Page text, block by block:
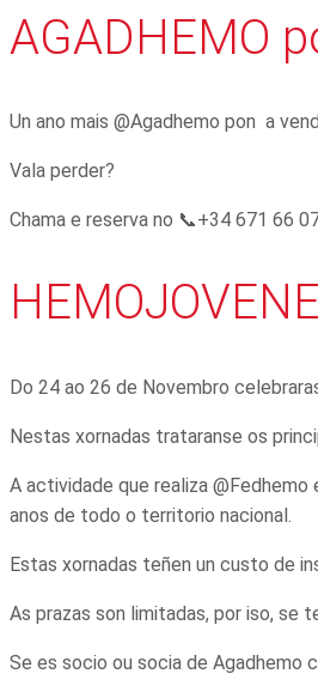
AGADHEMO
Un ano mais @Agadhemo pon a
Vala perder?
Chama e reserva no 📞+34 671 66
Do 24 ao 26 de Novembro
Nestas xornadas trataranse os
A actividade que realiza
anos de todo o territorio nacional.
Estas xornadas teñen un custo de
As prazas son limitadas, por iso, se
Se es socio ou socia de Agadhemo